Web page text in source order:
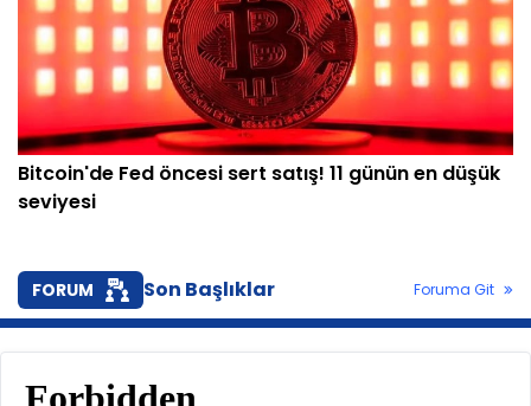
Bitcoin'de Fed öncesi sert satış! 11 günün en düşük
seviyesi
FORUM Son Başlıklar Foruma Git